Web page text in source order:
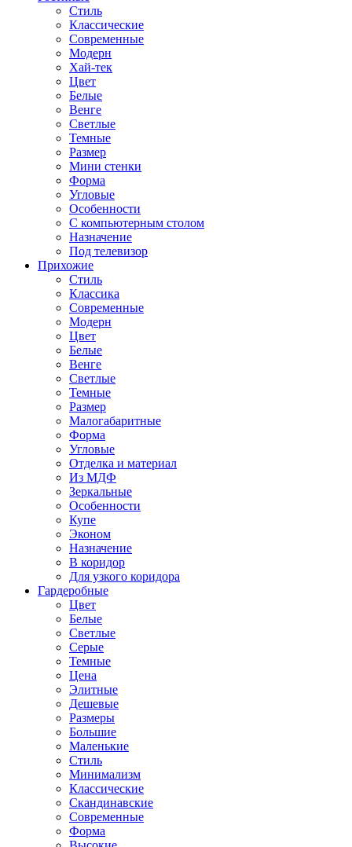
Стиль
Классические
Современные
Модерн
Хай-тек
Цвет
Белые
Венге
Светлые
Темные
Размер
Мини стенки
Форма
Угловые
Особенности
С компьютерным столом
Назначение
Под телевизор
Прихожие
Стиль
Классика
Современные
Модерн
Цвет
Белые
Венге
Светлые
Темные
Размер
Малогабаритные
Форма
Угловые
Отделка и материал
Из МДФ
Зеркальные
Особенности
Купе
Эконом
Назначение
В коридор
Для узкого коридора
Гардеробные
Цвет
Белые
Светлые
Серые
Темные
Цена
Элитные
Дешевые
Размеры
Большие
Маленькие
Стиль
Минимализм
Классические
Скандинавские
Современные
Форма